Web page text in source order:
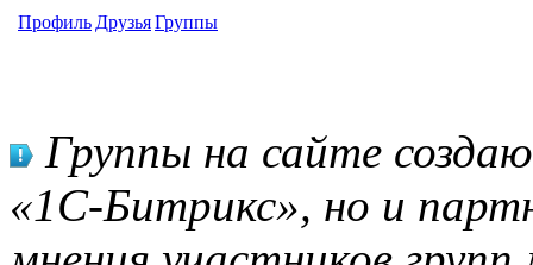
Профиль ДрузьяГруппы
Группы на сайте
«1С-Битрикс», но и